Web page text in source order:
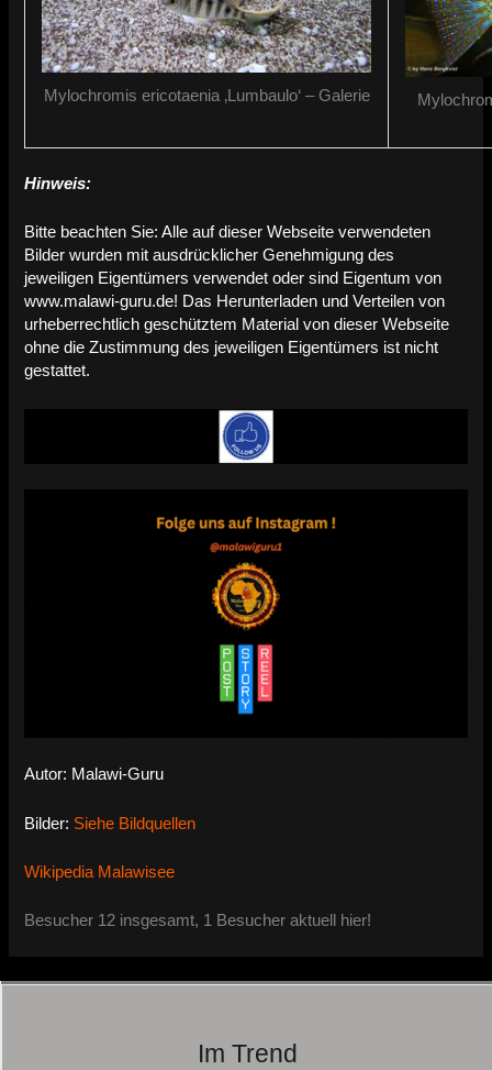
Mylochromis ericotaenia ‚Lumbaulo‘ – Galerie
Hinweis:
Bitte beachten Sie: Alle auf dieser Webseite verwendeten
Bilder wurden mit ausdrücklicher Genehmigung des
jeweiligen Eigentümers verwendet oder sind Eigentum von
www.malawi-guru.de! Das Herunterladen und Verteilen von
urheberrechtlich geschütztem Material von dieser Webseite
ohne die Zustimmung des jeweiligen Eigentümers ist nicht
gestattet.
Autor: Malawi-Guru
Bilder: Siehe Bildquellen
Wikipedia Malawisee
Besucher 12 insgesamt, 1 Besucher aktuell hier!
Im Trend